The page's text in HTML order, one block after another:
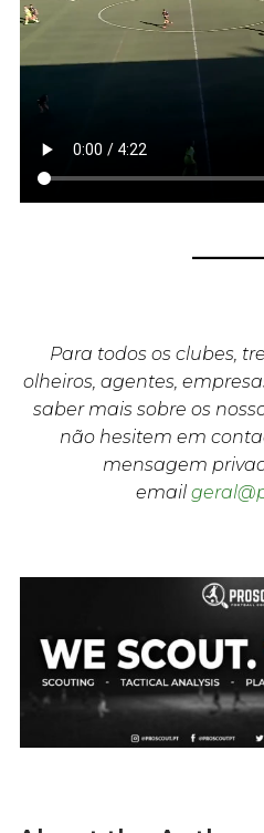
Para todos os clubes,
olheiros, agentes,
saber mais sobre os
não hesitem em
mensagem
email